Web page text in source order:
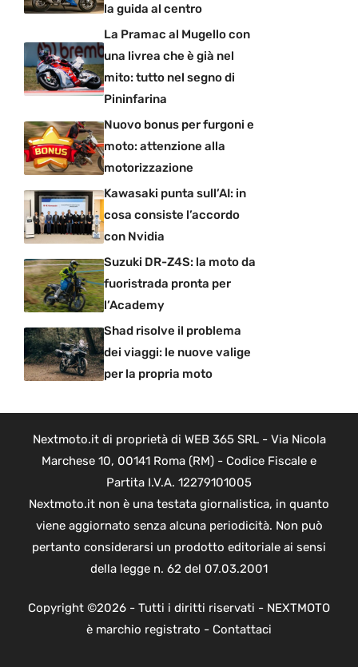
la guida al centro
La Pramac al Mugello con
una livrea che è già nel
mito: tutto nel segno di
Pininfarina
Nuovo bonus per furgoni e
moto: attenzione alla
motorizzazione
Kawasaki punta sull’AI: in
cosa consiste l’accordo
con Nvidia
Suzuki DR-Z4S: la moto da
fuoristrada pronta per
l’Academy
Shad risolve il problema
dei viaggi: le nuove valige
per la propria moto
Nextmoto.it di proprietà di WEB 365 SRL - Via Nicola
Marchese 10, 00141 Roma (RM) - Codice Fiscale e
Partita I.V.A. 12279101005
Nextmoto.it non è una testata giornalistica, in quanto
viene aggiornato senza alcuna periodicità. Non può
pertanto considerarsi un prodotto editoriale ai sensi
della legge n. 62 del 07.03.2001
Copyright ©2026 - Tutti i diritti riservati - NEXTMOTO
è marchio registrato - Contattaci